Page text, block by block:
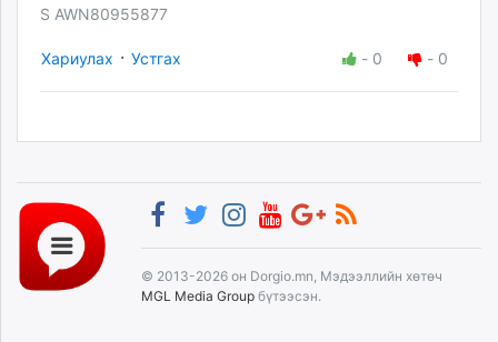
S AWN80955877
Хариулах · Устгах - 0 - 0
© 2013-2026 он Dorgio.mn, Мэдээллийн хөтөч
MGL Media Group бүтээсэн.